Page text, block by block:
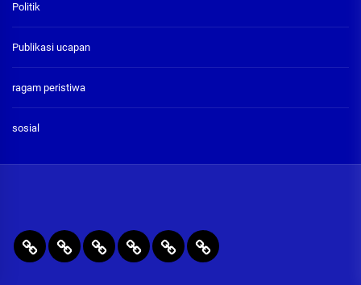
Politik
Publikasi ucapan
ragam peristiwa
sosial
BERITA RAGAM PENEGAKANPENDIDIKAN
PublikasiADVETORIAL